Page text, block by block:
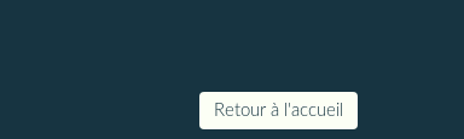
Retour à l'accueil